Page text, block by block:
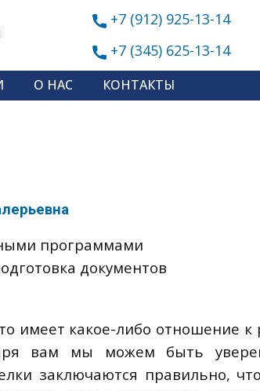
+7 (912) 925-13-14
+7 (345) 625-13-14
О НАС КОНТАКТЫ
программами
документов
имеет какое-либо отношение к
вам мы можем быть
заключаются правильно,